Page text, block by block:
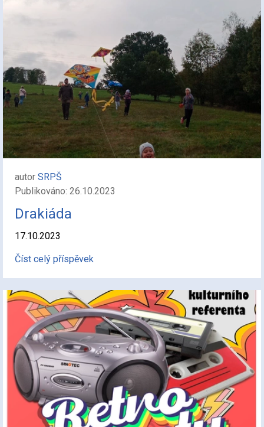
autor SRPŠ
Publikováno: 26.10.2023
Drakiáda
17.10.2023
Číst celý příspěvek